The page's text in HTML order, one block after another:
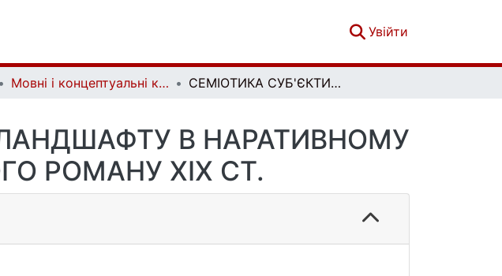
Увійти
Мовні і концептуальні картини світу. Вип. 2 (72) СЕМІОТИКА СУБ'ЄКТИВОВАНОГО ЛАНДШАФТУ В НАРАТИВНОМУ ДИСКУРСІ АНГЛІЙСЬКОГО РОМАНУ ХІХ СТ.
В НАРАТИВНОМУ
РОМАНУ ХІХ СТ.